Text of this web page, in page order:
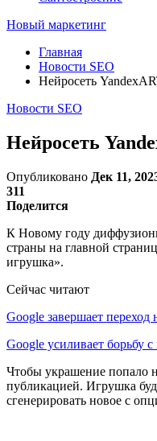
Новый маркетинг
Главная
Новости SEO
Нейросеть
Новости SEO
Нейросеть
Опубликовано Дек 11,
311
Поделится
К Новому году
страны на главной
игрушка».
Сейчас читают
Google завершает
Google усиливает борьбу
Чтобы украшение попало
публикацией. Игрушка
сгенерировать новое с